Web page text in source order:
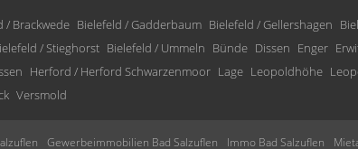
/ Brackwede Bielefeld / Gadderbaum Bielefeld / Gellershagen
/ Stieghorst Bielefeld / Ummeln Bünde Dissen Enger
Herford / Herford Schwarzenmoor Lage Leopoldhöhe
Versmold
Gewerbeimmobilien Bad Salzuflen Immo Bad Salzuflen